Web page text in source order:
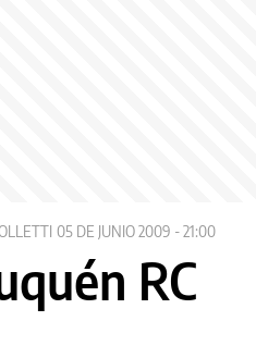
05 DE JUNIO 2009 - 21:00
RC